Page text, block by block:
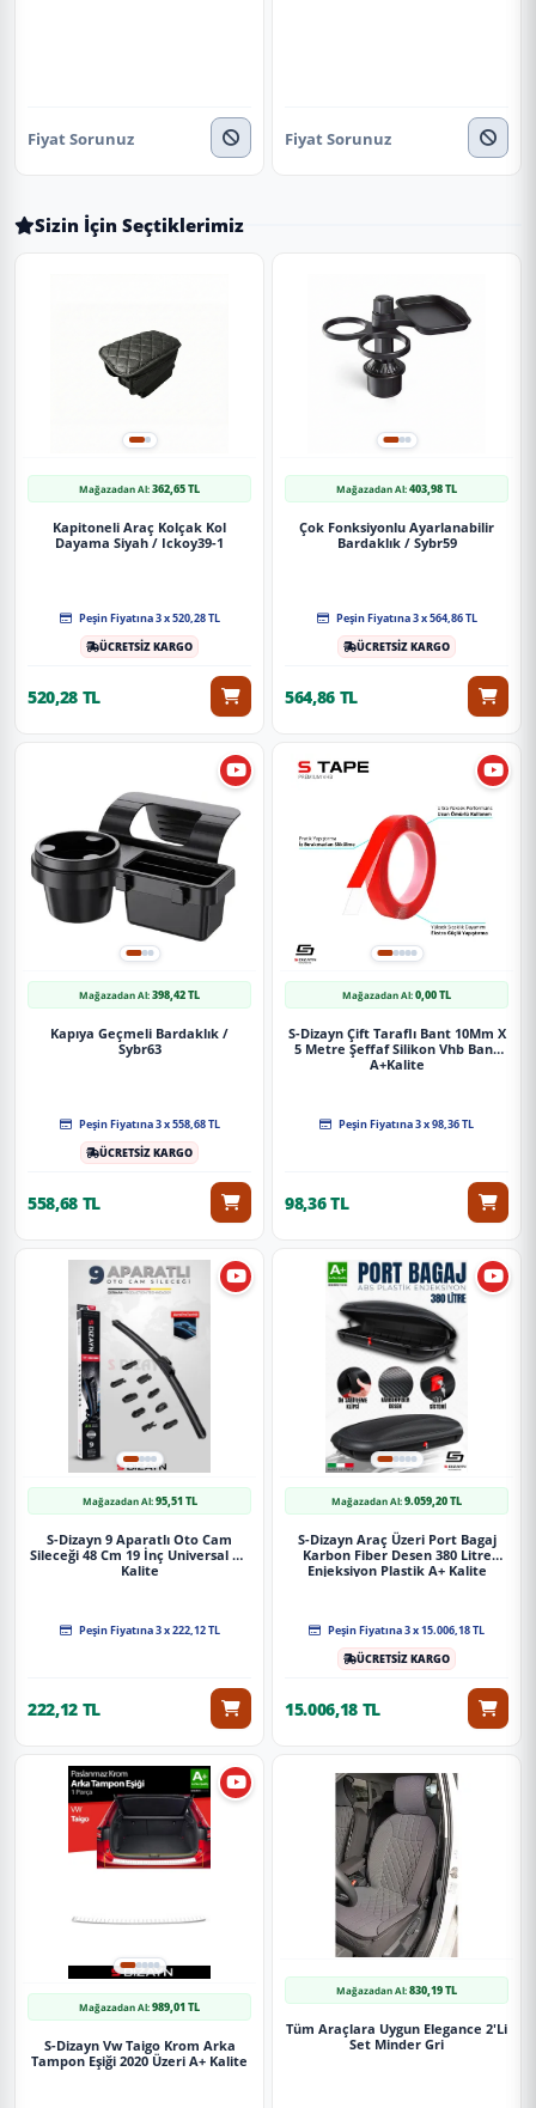
Fiyat Sorunuz Fiyat Sorunuz
Sizin İçin Seçtiklerimiz
Mağazadan Al:362,65 TL
Kapitoneli Araç Kolçak Kol
Dayama Siyah / Ickoy39-1
Peşin Fiyatına 3 x 520,28 TL
ÜCRETSİZ KARGO
520,28 TL
Mağazadan Al:403,98 TL
Çok Fonksiyonlu Ayarlanabilir
Bardaklık / Sybr59
Peşin Fiyatına 3 x 564,86 TL
ÜCRETSİZ KARGO
564,86 TL
Mağazadan Al:398,42 TL
Kapıya Geçmeli Bardaklık /
Sybr63
Peşin Fiyatına 3 x 558,68 TL
ÜCRETSİZ KARGO
558,68 TL
Mağazadan Al:0,00 TL
S-Dizayn Çift Taraflı Bant 10Mm X
5 Metre Şeffaf Silikon Vhb Bant
A+Kalite
Peşin Fiyatına 3 x 98,36 TL
98,36 TL
Mağazadan Al:95,51 TL
S-Dizayn 9 Aparatlı Oto Cam
Sileceği 48 Cm 19 İnç Universal A+
Kalite
Peşin Fiyatına 3 x 222,12 TL
222,12 TL
Mağazadan Al:9.059,20 TL
S-Dizayn Araç Üzeri Port Bagaj
Karbon Fiber Desen 380 Litre
Enjeksiyon Plastik A+ Kalite
Peşin Fiyatına 3 x 15.006,18 TL
ÜCRETSİZ KARGO
15.006,18 TL
Mağazadan Al:989,01 TL
S-Dizayn Vw Taigo Krom Arka
Tampon Eşiği 2020 Üzeri A+ Kalite
Mağazadan Al:830,19 TL
Tüm Araçlara Uygun Elegance 2'Li
Set Minder Gri